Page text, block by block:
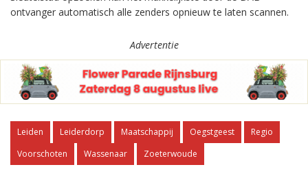
ontvanger automatisch alle zenders opnieuw te laten scannen.
Advertentie
Leiden Leiderdorp Maatschappij Oegstgeest
Regio
Voorschoten
Wassenaar Zoeterwoude